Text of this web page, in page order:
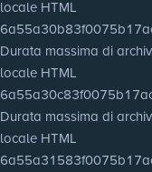
locale HTML
Durata massima di
locale HTML
Durata massima di
locale HTML